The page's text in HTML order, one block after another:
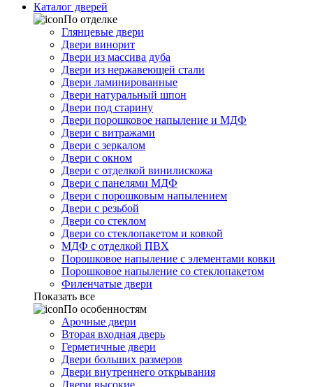
Каталог дверей
По отделке
Глянцевые двери
Двери винорит
Двери из массива дуба
Двери из нержавеющей стали
Двери ламинированные
Двери натуральный шпон
Двери под старину
Двери порошковое напыление и МДФ
Двери с витражами
Двери с зеркалом
Двери с окном
Двери с отделкой винилискожа
Двери с панелями МДФ
Двери с порошковым напылением
Двери с резьбой
Двери со стеклом
Двери со стеклопакетом и ковкой
МДФ с отделкой ПВХ
Порошковое напыление с элементами ковки
Порошковое напыление со стеклопакетом
Филенчатые двери
Показать все
По особенностям
Арочные двери
Вторая входная дверь
Герметичные двери
Двери больших размеров
Двери внутреннего открывания
Двери высокие